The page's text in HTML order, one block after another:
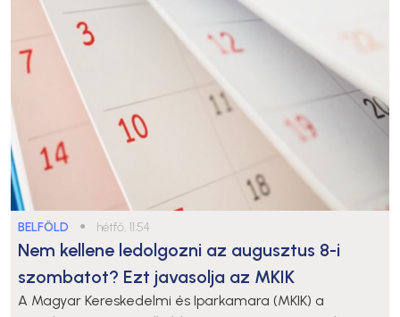
BELFÖLD ● hétfő, 11:54
Nem kellene ledolgozni az augusztus 8-i
szombatot? Ezt javasolja az MKIK
A Magyar Kereskedelmi és Iparkamara (MKIK) a